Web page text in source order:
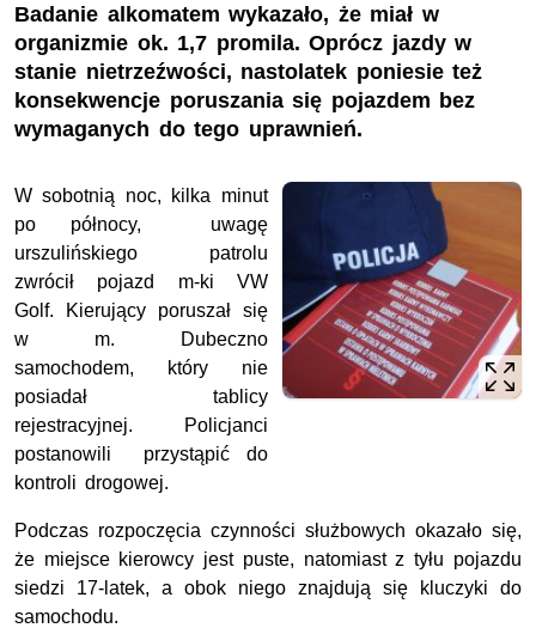
Badanie alkomatem wykazało, że miał w
organizmie ok. 1,7 promila. Oprócz jazdy w
stanie nietrzeźwości, nastolatek poniesie też
konsekwencje poruszania się pojazdem bez
wymaganych do tego uprawnień.
W sobotnią noc, kilka minut
po północy, uwagę
urszulińskiego patrolu
zwrócił pojazd m-ki VW
Golf. Kierujący poruszał się
w m. Dubeczno
samochodem, który nie
posiadał tablicy
rejestracyjnej. Policjanci
postanowili przystąpić do
kontroli drogowej.
Podczas rozpoczęcia czynności służbowych okazało się,
że miejsce kierowcy jest puste, natomiast z tyłu pojazdu
siedzi 17-latek, a obok niego znajdują się kluczyki do
samochodu.